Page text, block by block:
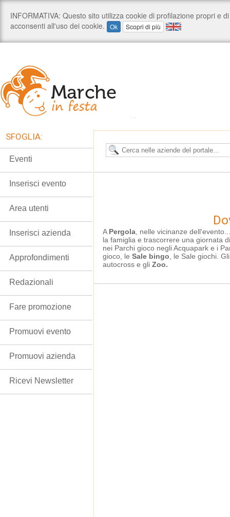
A Pergola , nelle vicinanze
la famiglia e trascorrere una giornata
nei Parchi gioco negli Acquapark e i
gioco, le Sale bingo , le Sale giochi.
autocross e gli Zoo.
SFOGLIA:
Eventi
Inserisci evento
Area utenti
Inserisci azienda
Approfondimenti
Redazionali
Fare promozione
Promuovi evento
Promuovi azienda
Ricevi Newsletter